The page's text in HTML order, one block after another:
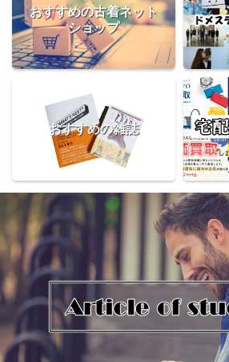
おすすめの古着ネット
ショップ
おすすめの雑誌